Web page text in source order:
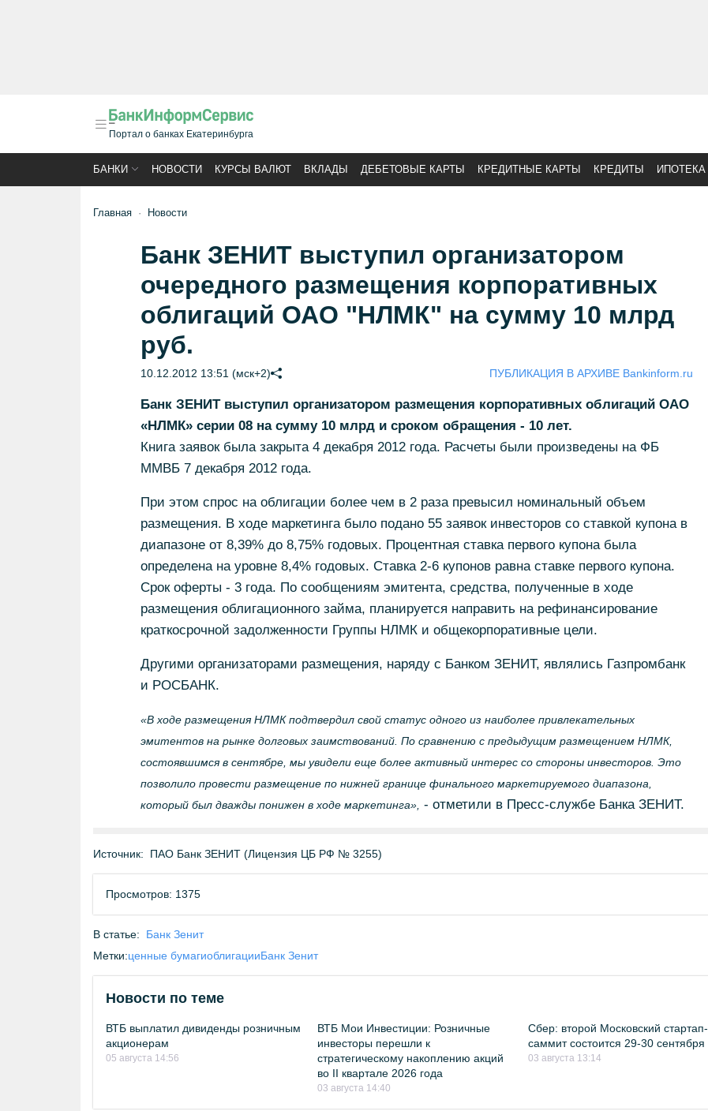
Портал о банках Екатеринбурга
БАНКИ НОВОСТИ КУРСЫ ВАЛЮТ ВКЛАДЫ ДЕБЕТОВЫЕ КАРТЫ КРЕДИТНЫЕ КАРТЫ КРЕДИТЫ ИПОТЕКА
Главная Новости
Банк ЗЕНИТ выступил организатором
очередного размещения корпоративных
облигаций ОАО "НЛМК" на сумму 10 млрд
руб.
10.12.2012 13:51 (мск+2) ПУБЛИКАЦИЯ В АРХИВЕ Bankinform.ru
Банк ЗЕНИТ выступил организатором размещения корпоративных облигаций ОАО
«НЛМК» серии 08 на сумму 10 млрд и сроком обращения - 10 лет.
Книга заявок была закрыта 4 декабря 2012 года. Расчеты были произведены на ФБ
ММВБ 7 декабря 2012 года.
При этом спрос на облигации более чем в 2 раза превысил номинальный объем
размещения. В ходе маркетинга было подано 55 заявок инвесторов со ставкой купона в
диапазоне от 8,39% до 8,75% годовых. Процентная ставка первого купона была
определена на уровне 8,4% годовых. Ставка 2-6 купонов равна ставке первого купона.
Срок оферты - 3 года. По сообщениям эмитента, средства, полученные в ходе
размещения облигационного займа, планируется направить на рефинансирование
краткосрочной задолженности Группы НЛМК и общекорпоративные цели.
Другими организаторами размещения, наряду с Банком ЗЕНИТ, являлись Газпромбанк
и РОСБАНК.
«В ходе размещения НЛМК подтвердил свой статус одного из наиболее привлекательных
эмитентов на рынке долговых заимствований. По сравнению с предыдущим размещением НЛМК,
состоявшимся в сентябре, мы увидели еще более активный интерес со стороны инвесторов. Это
позволило провести размещение по нижней границе финального маркетируемого диапазона,
который был дважды понижен в ходе маркетинга», - отметили в Пресс-службе Банка ЗЕНИТ.
Источник: ПАО Банк ЗЕНИТ (Лицензия ЦБ РФ № 3255)
Просмотров: 1375
В статье:
Банк Зенит
Метки:ценные бумагиоблигацииБанк Зенит
Новости по теме
ВТБ выплатил дивиденды розничным
акционерам
05 августа 14:56
ВТБ Мои Инвестиции: Розничные
инвесторы перешли к
стратегическому накоплению акций
во II квартале 2026 года
03 августа 14:40
Сбер: второй Московский стартап-
саммит состоится 29-30 сентября
03 августа 13:14